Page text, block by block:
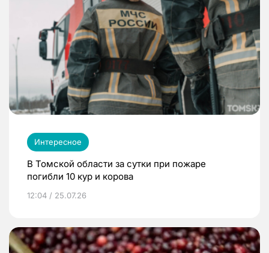
Интересное
В Томской области за сутки при пожаре
погибли 10 кур и корова
12:04 / 25.07.26